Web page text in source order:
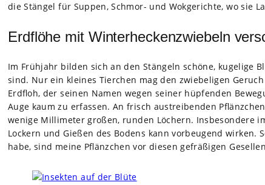
die Stän­gel für Sup­pen, Schmor- und Wok­ge­richte, wo sie
Erdflöhe mit Winterheckenzwiebeln
Im Früh­jahr bil­den sich an den Stän­geln schöne, kuge­lige
sind. Nur ein klei­nes Tier­chen mag den zwie­be­li­gen
Erd­floh, der sei­nen Namen wegen sei­ner hüp­fen­den
Auge kaum zu erfas­sen. An frisch aus­trei­ben­den
wenige Mil­li­me­ter gro­ßen, run­den Löchern. Ins­be­son­dere
Lockern und Gie­ßen des Bodens kann vor­beu­gend
habe, sind meine Pflänz­chen vor die­sen gefrä­ßi­gen